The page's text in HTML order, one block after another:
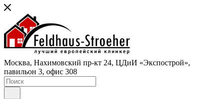
Москва, Нахимовский пр-кт 24, ЦДиИ «Экспострой»,
павильон 3, офис 308